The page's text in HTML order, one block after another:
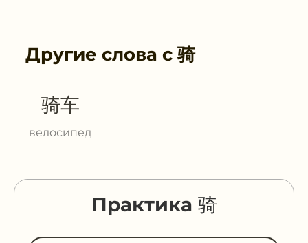
Другие слова с骑
骑车
велосипед
Практика 骑